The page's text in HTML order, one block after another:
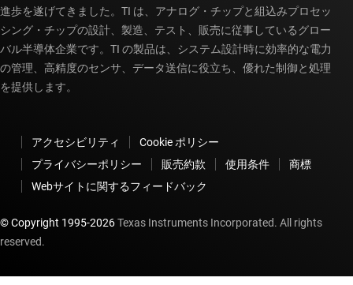
進歩を遂げてきました。TI は、アナログ・チップと組込みプロセッ
シング・チップの設計、製造、テスト、販売に従事しているグロー
バル半導体企業です。TI の製品は、システム設計時に効率的な電力
の管理、高精度のセンサ、データ送信に役立ち、優れた制御と処理
を提供します。
アクセシビリティ
Cookie ポリシー
プライバシーポリシー
販売約款 使用条件
商標
Webサイトに関するフィードバック
© Copyright 1995-2026Texas Instruments Incorporated. All rights
reserved.